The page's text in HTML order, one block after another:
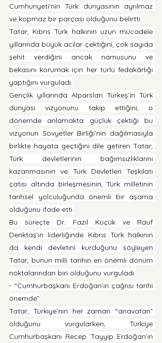
Cumhuriyeti'nin Türk dünyasının ayrılmaz
ve kopmaz bir parçası olduğunu belirtti.
Tatar, Kıbrıs Türk halkının uzun mücadele
yıllarında büyük acılar çektiğini, çok sayıda
şehit verdiğini ancak namusunu ve
bekasını korumak için her türlü fedakârlığı
yaptığını vurguladı.
Gençlik yıllarında Alparslan Türkeş’in Türk
dünyası vizyonunu takip ettiğini, o
dönemde anlamakta güçlük çektiği bu
vizyonun Sovyetler Birliği’nin dağılmasıyla
birlikte hayata geçtiğini dile getiren Tatar,
Türk devletlerinin bağımsızlıklarını
kazanmasının ve Türk Devletleri Teşkilatı
çatısı altında birleşmesinin, Türk milletinin
tarihsel yolculuğunda önemli bir aşama
olduğunu ifade etti.
Bu süreçte Dr. Fazıl Küçük ve Rauf
Denktaş’ın liderliğinde Kıbrıs Türk halkının
da kendi devletini kurduğunu söyleyen
Tatar, bunun milli tarihin en önemli dönüm
noktalarından biri olduğunu vurguladı.
- “Cumhurbaşkanı Erdoğan’ın çağrısı tarihi
önemde”
Tatar, Türkiye’nin her zaman “anavatan”
olduğunu vurgularken, Türkiye
Cumhurbaşkanı Recep Tayyip Erdoğan’ın